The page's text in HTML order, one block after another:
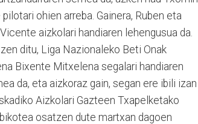
ohien arreba. Gainera, Ruben eta
aizkolari handiaren lehengusua da.
ditu, Liga Nazionaleko Beti Onak
Bixente Mitxelena segalari handiaren
da, eta aizkoraz gain, segan ere ibili izan
Aizkolari Gazteen Txapelketako
osatzen dute martxan dagoen